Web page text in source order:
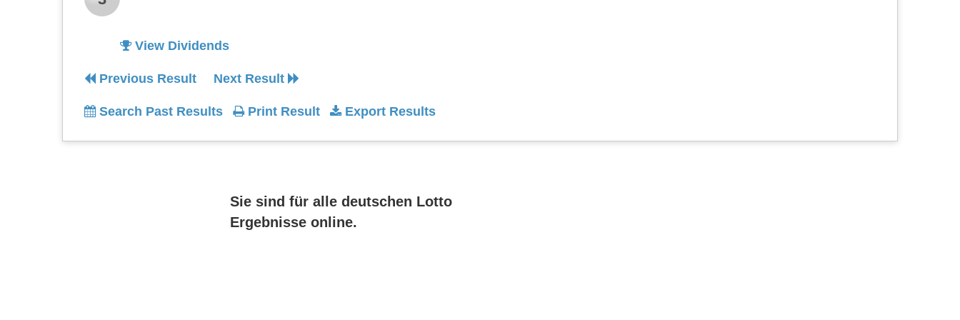
View Dividends
Previous Result Next Result
Search Past Results Print Result Export Results
Sie sind für alle deutschen Lotto
Ergebnisse online.